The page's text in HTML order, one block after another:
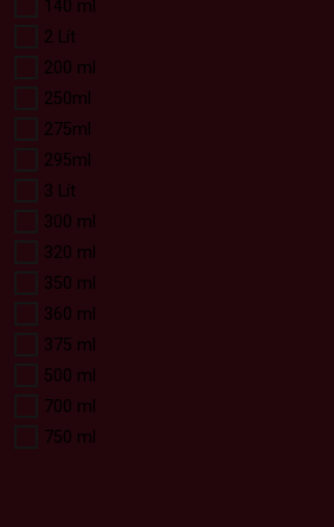
140 ml
2 Lít
200 ml
250ml
275ml
295ml
3 Lít
300 ml
320 ml
350 ml
360 ml
375 ml
500 ml
700 ml
750 ml